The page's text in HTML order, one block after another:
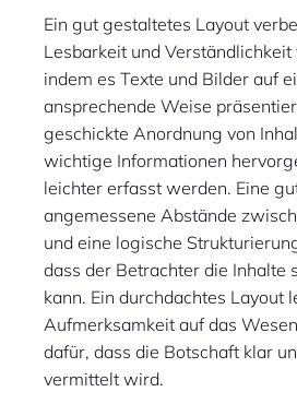
Ein gut gestaltetes Layout
Lesbarkeit und
indem es Texte und Bilder auf
ansprechende Weise
geschickte Anordnung von
wichtige Informationen
leichter erfasst werden. Eine
angemessene Abstände
und eine logische
dass der Betrachter die Inhalte
kann. Ein durchdachtes Layout
Aufmerksamkeit auf das
dafür, dass die Botschaft klar
vermittelt wird.